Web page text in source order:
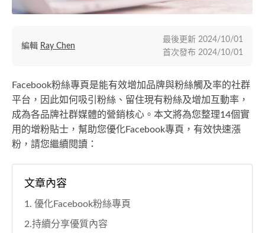
Facebook粉絲專頁是能有效增加品牌與粉絲觸及率的社群
平台，因此如何吸引粉絲、留住現有粉絲及增加互動率，
成為各品牌社群媒體的營銷核心。本文將為您整理14個實
用的增粉貼士，幫助您優化Facebook專頁，有效快速漲
粉，請您繼續閱讀：
編輯 Ray Chen
最後更新 2024/10/01
首次發布 2024/10/01
文章內容
1. 優化Facebook粉絲專頁
2.持續分享優質內容